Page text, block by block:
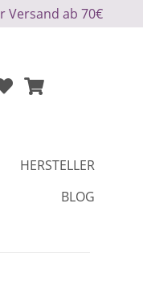
Versand ab 70€
HERSTELLER
BLOG